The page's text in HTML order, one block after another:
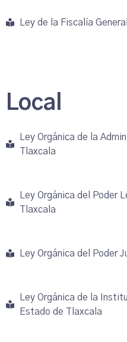
Ley de la Fiscalía
Local
Ley Orgánica de la
Tlaxcala
Ley Orgánica del Poder
Tlaxcala
Ley Orgánica del Poder
Ley Orgánica de la
Estado de Tlaxcala